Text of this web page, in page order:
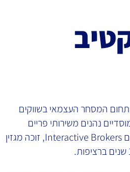
המסחר העצמאי בשווקים
נהנים משירותי פריים
ברוקראז' באמצעות ברוקר האון-ליין הגדול בעולם Interactive Brokers, זוכה מגזין